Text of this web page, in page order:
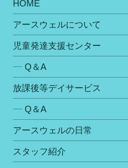
HOME
アースウェルについて
児童発達支援センター
Q＆A
放課後等デイサービス
Q＆A
アースウェルの⽇常
スタッフ紹介